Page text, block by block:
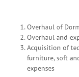
Overhaul of
Overhaul and
Acquisition of
furniture, soft
expenses